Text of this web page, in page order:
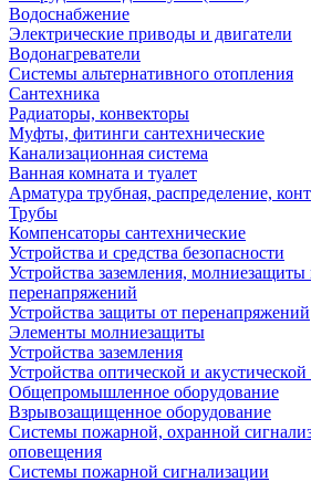
Водоснабжение
Электрические приводы и двигатели
Водонагреватели
Системы альтернативного отопления
Сантехника
Радиаторы, конвекторы
Муфты, фитинги сантехнические
Канализационная система
Ванная комната и туалет
Арматура трубная, распределение,
Трубы
Компенсаторы сантехнические
Устройства и средства безопасности
Устройства заземления,
перенапряжений
Устройства защиты от перенапряжений
Элементы молниезащиты
Устройства заземления
Устройства оптической и
Общепромышленное оборудование
Взрывозащищенное оборудование
Системы пожарной, охранной
оповещения
Системы пожарной сигнализации